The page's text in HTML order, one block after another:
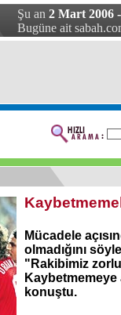
Şu an 2 Mart 2006
Bugüne ait
Mücadele
olmadığını
"Rakibimiz
Kaybetmemeye
konuştu.